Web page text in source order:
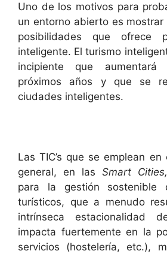
Uno de los motivos para
un entorno abierto es mostrar
posibilidades que ofrece
inteligente. El turismo
incipiente que
próximos años y que se
ciudades inteligentes.
Las TIC’s que se emplean
general, en las Smart Cities,
para la gestión sostenible
turísticos, que a menudo
intrínseca estacionalidad
impacta fuertemente en la
servicios (hostelería, etc.),